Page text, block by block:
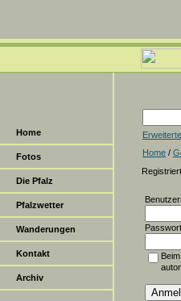
Home
Fotos
Die Pfalz
Pfalzwetter
Wanderungen
Kontakt
Archiv
Home /